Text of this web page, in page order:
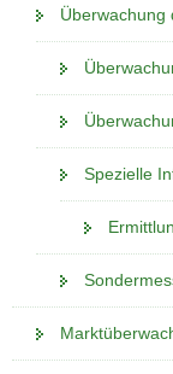
Überwachung
Spezielle